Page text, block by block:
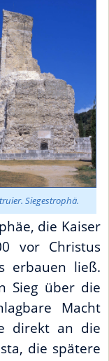
Siegestrophä.
die Kaiser
vor Christus
erbauen ließ.
Sieg über die
Macht
direkt an die
die spätere